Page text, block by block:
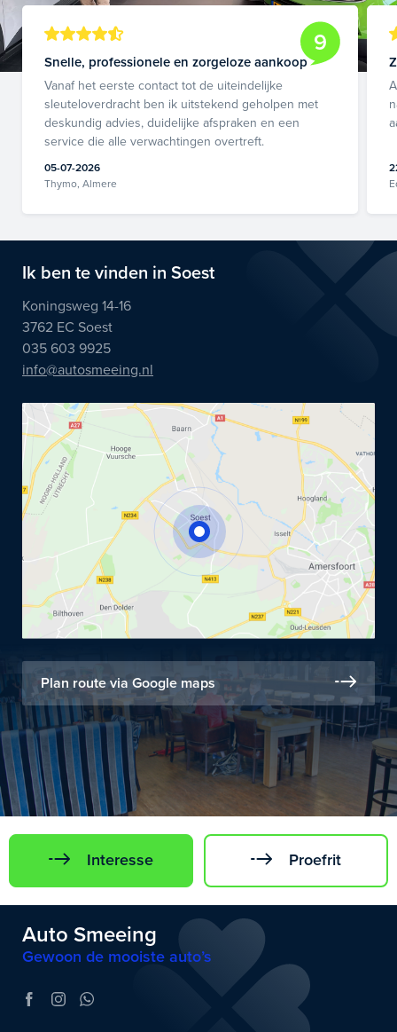
9
Snelle, professionele en zorgeloze aankoop
Vanaf het eerste contact tot de uiteindelijke
sleuteloverdracht ben ik uitstekend geholpen met
deskundig advies, duidelijke afspraken en een
service die alle verwachtingen overtreft.
05-07-2026
Thymo, Almere
Ik ben te vinden in Soest
Koningsweg 14-16
3762 EC Soest
035 603 9925
info@autosmeeing.nl
Plan route via Google maps
Interesse Proefrit
Auto Smeeing
Gewoon de mooiste auto’s